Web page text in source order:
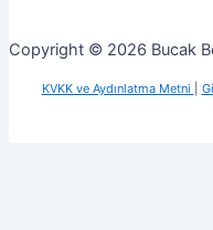
Copyright © 2026 Bucak
KVKK ve Aydınlatma Metni